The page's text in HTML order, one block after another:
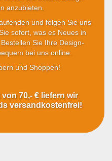
anzubieten.
und folgen Sie uns
sofort, was es Neues in
Sie Ihre Design-
bei uns online.
und Shoppen!
70,- € liefern wir
versandkostenfrei!